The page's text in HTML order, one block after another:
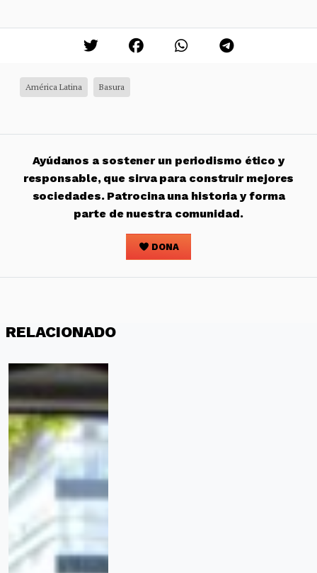
América Latina Basura
Ayúdanos a sostener un periodismo ético y
responsable, que sirva para construir mejores
sociedades. Patrocina una historia y forma
parte de nuestra comunidad.
DONA
RELACIONADO